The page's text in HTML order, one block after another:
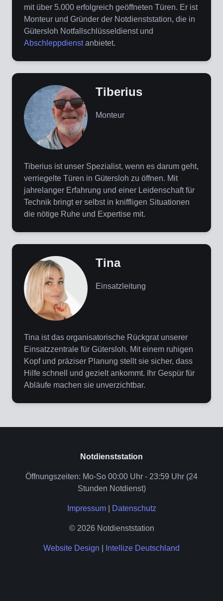
mit über 5.000 erfolgreich geöffneten Türen. Er ist
Monteur und Gründer der Notdienststation, die in
Gütersloh Notfallschlüsseldienst und
Abschleppdienstanbietet.
Tiberius
Monteur
Tiberius ist unser Spezialist, wenn es darum geht,
verriegelte Türen in Gütersloh zu öffnen. Mit
jahrelanger Erfahrung und einer Leidenschaft für
Technik bringt er selbst in kniffligen Situationen
die nötige Ruhe und Expertise mit.
Tina
Einsatzleitung
Tina ist das organisatorische Rückgrat unserer
Einsatzzentrale für Gütersloh. Mit einem ruhigen
Kopf und präziser Planung stellt sie sicher, dass
Hilfe schnell und gezielt ankommt. Ihr Gespür für
Abläufe machen sie unverzichtbar.
Notdienststation
Öffnungszeiten: Mo-So 00:00 Uhr - 23:59 Uhr (24
Stunden Notdienst)
Impressum| Datenschutz
© 2026 Notdienststation
Website Design Intellize Deutschland